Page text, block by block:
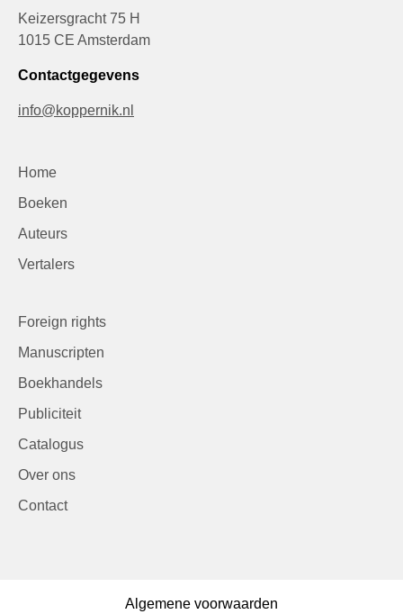
Keizersgracht 75 H
1015 CE Amsterdam
Contactgegevens
info@koppernik.nl
Home
Boeken
Auteurs
Vertalers
Foreign rights
Manuscripten
Boekhandels
Publiciteit
Catalogus
Over ons
Contact
Algemene voorwaarden